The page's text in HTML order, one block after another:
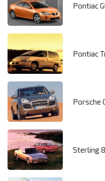
Pontiac
Pontiac
Porsche
Sterling